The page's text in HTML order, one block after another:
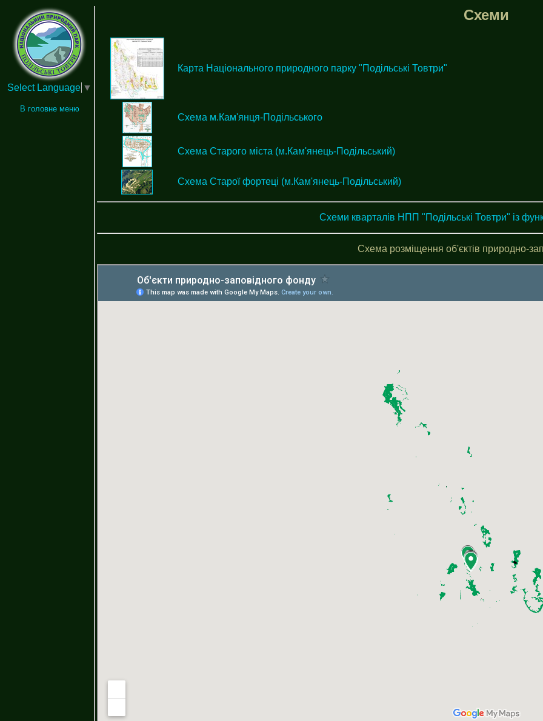
Select Language ▼
В головне меню
Схеми
Карта Національного природного парку "Подільські Товтри"
Схема м.Кам'янця-Подільського
Схема Старого міста (м.Кам'янець-Подільський)
Схема Старої фортеці (м.Кам'янець-Подільський)
Схеми кварталів НПП "Подільські Товтри" із
Схема розміщення об'єктів природно-